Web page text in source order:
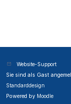
Website-Support
Sie sind als Gast
Standarddesign
Powered by Moodle